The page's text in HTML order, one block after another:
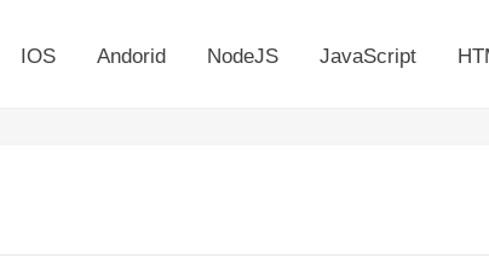
IOS Andorid NodeJS JavaScript